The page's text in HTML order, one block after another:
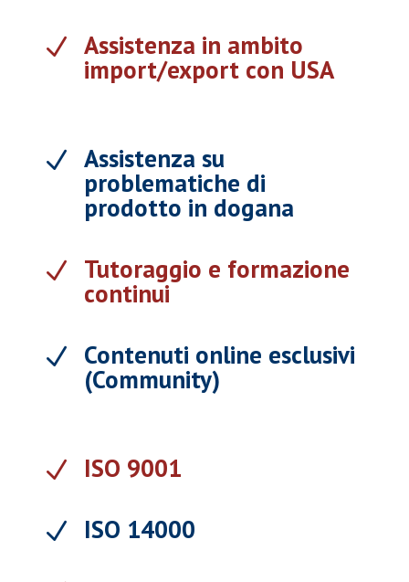
N Assistenza in ambito
import/export con USA
N Assistenza su
problematiche di
prodotto in dogana
N Tutoraggio e formazione
continui
N Contenuti online esclusivi
(Community)
N ISO 9001
N ISO 14000